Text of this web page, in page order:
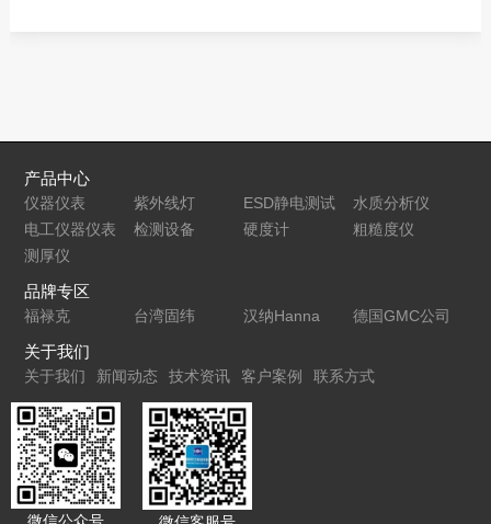
产品中心
仪器仪表 紫外线灯
ESD静电测试
仪
水质分析仪
电工仪器仪表
检测设备 硬度计
粗糙度仪
测厚仪
品牌专区
福禄克 台湾固纬 汉纳Hanna 德国GMC公司
关于我们
关于我们 新闻动态 技术资讯 客户案例 联系方式